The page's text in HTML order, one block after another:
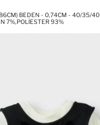
BEDEN - 0,74CM - 40/35/40
7%,POLIESTER 93%